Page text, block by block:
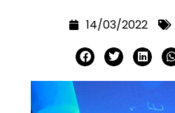
14/03/2022